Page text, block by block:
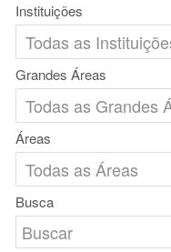
Instituições
Grandes Áreas
Áreas
Busca